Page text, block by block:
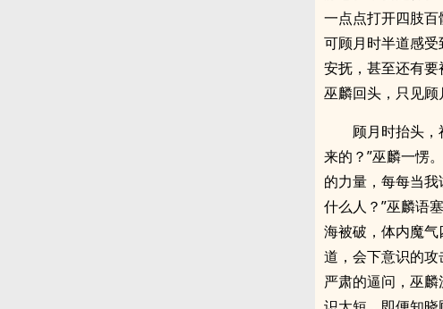
一点点打开四肢
可顾月时半道感
安抚，甚至还有
巫麟回头，只见
顾月时抬头
来的？”巫麟一愣
的力量，每每当
什么人？”巫麟语
海被破，体内魔
道，会下意识的
严肃的逼问，巫